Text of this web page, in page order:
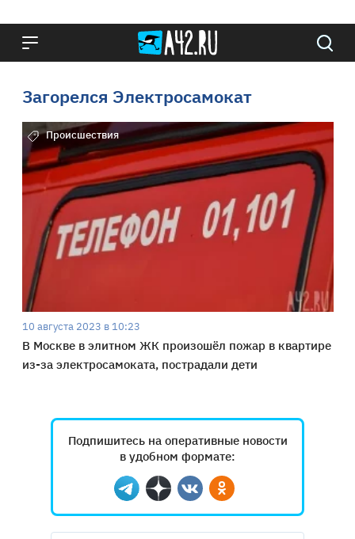
Загорелся Электросамокат
Происшествия
10 августа 2023 в 10:23
В Москве в элитном ЖК произошёл пожар в квартире
из-за электросамоката, пострадали дети
Подпишитесь на оперативные новости
в удобном формате:
Telegram
ДзенВконтактеОдноклассники